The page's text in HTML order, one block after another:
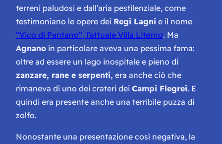
terreni paludosi e dall’aria pestilenziale, come
testimoniano le opere dei Regi Lagni e il nome
“Vico di Pantano”, l’attuale Villa Literno. Ma
Agnano in particolare aveva una pessima fama:
oltre ad essere un lago inospitale e pieno di
zanzare, rane e serpenti, era anche ciò che
rimaneva di uno dei crateri dei Campi Flegrei. E
quindi era presente anche una terribile puzza di
zolfo.
Nonostante una presentazione così negativa, la